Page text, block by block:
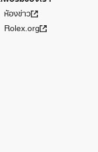
ห้องข่าว
Rolex.org